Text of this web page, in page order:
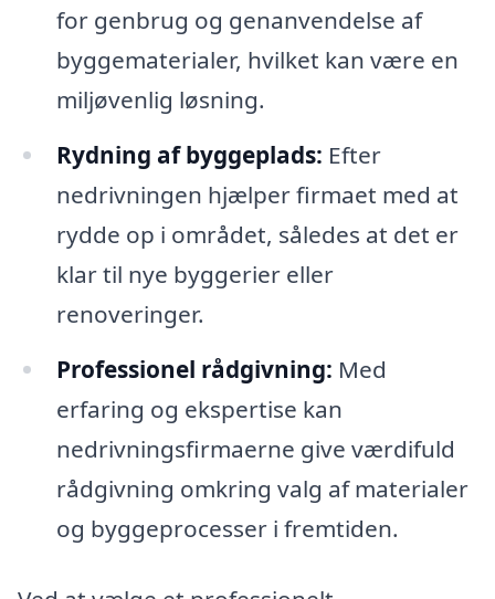
for genbrug og genanvendelse af
byggematerialer, hvilket kan være en
miljøvenlig løsning.
Rydning af byggeplads: Efter
nedrivningen hjælper firmaet med at
rydde op i området, således at det er
klar til nye byggerier eller
renoveringer.
Professionel rådgivning: Med
erfaring og ekspertise kan
nedrivningsfirmaerne give værdifuld
rådgivning omkring valg af materialer
og byggeprocesser i fremtiden.